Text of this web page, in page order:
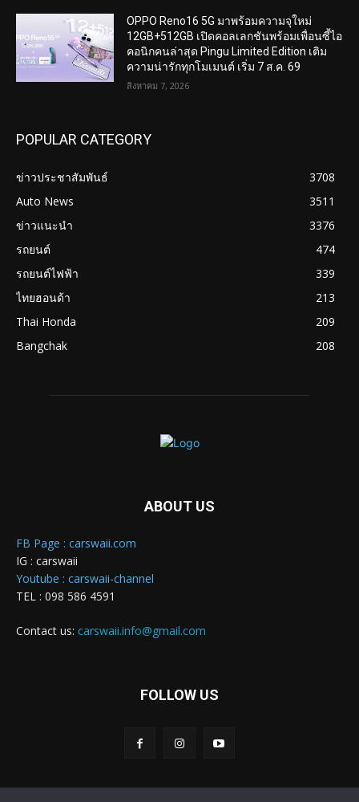
OPPO Reno16 5G มาพร้อมความจุใหม่
12GB+512GB เปิดคอลเลกชันพร้อมเพื่อนซี้ไอ
คอนิกคนล่าสุด Pingu Limited Edition เติม
ความน่ารักทุกโมเมนต์ เริ่ม 7 ส.ค. 69
สิงหาคม 7, 2026
POPULAR CATEGORY
ข่าวประชาสัมพันธ์
3708
Auto News
3511
ข่าวแนะนำ
3376
รถยนต์
474
รถยนต์ไฟฟ้า
339
ไทยฮอนด้า
213
Thai Honda
209
Bangchak
208
ABOUT US
FB Page : carswaii.com
IG : carswaii
Youtube : carswaii-channel
TEL : 098 586 4591
Contact us: carswaii.info@gmail.com
FOLLOW US